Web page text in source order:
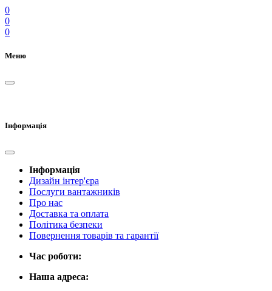
0
0
0
Меню
Інформація
Інформація
Дизайн інтер'єра
Послуги вантажників
Про нас
Доставка та оплата
Політика безпеки
Повернення товарів та гарантії
Час роботи:
Наша адреса: